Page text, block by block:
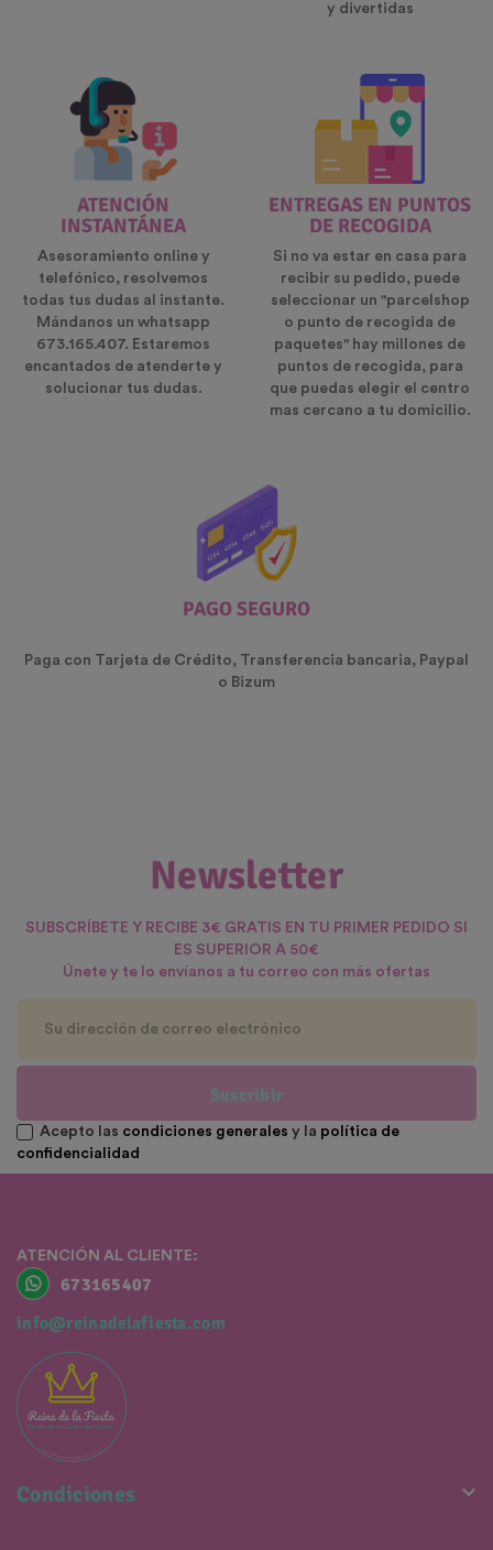
y divertidas
ATENCIÓN
INSTANTÁNEA
Asesoramiento online y
telefónico, resolvemos
todas tus dudas al instante.
Mándanos un whatsapp
673.165.407. Estaremos
encantados de atenderte y
solucionar tus dudas.
ENTREGAS EN PUNTOS
DE RECOGIDA
Si no va estar en casa para
recibir su pedido, puede
seleccionar un "parcelshop
o punto de recogida de
paquetes" hay millones de
puntos de recogida, para
que puedas elegir el centro
mas cercano a tu domicilio.
PAGO SEGURO
Paga con Tarjeta de Crédito, Transferencia bancaria, Paypal
o Bizum
Newsletter
SUBSCRÍBETE Y RECIBE 3€ GRATIS EN TU PRIMER PEDIDO SI
ES SUPERIOR A 50€
Únete y te lo envíanos a tu correo con más ofertas
Suscribir
Acepto las condiciones generales y la política de
confidencialidad
ATENCIÓN AL CLIENTE:
673165407
info@reinadelafiesta.com
Condiciones 